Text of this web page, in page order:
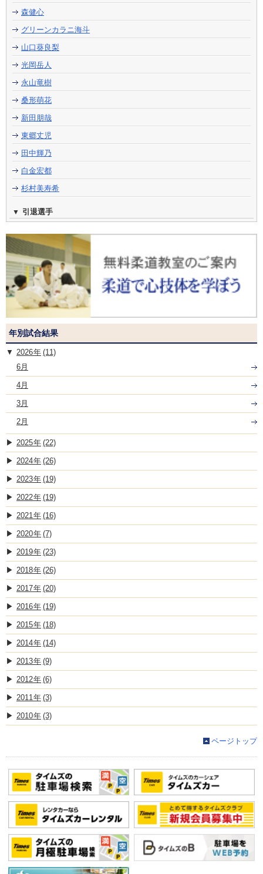
森健心
グリーンカラニ海斗
山口葵良梨
光岡岳人
永山竜樹
桑形萌花
新田朋哉
東郷丈児
田中輝乃
白金宏都
杉村美寿希
引退選手
年別試合結果
2026
(11)
6月
4月
3月
2月
2025 (22)
2024 (26)
2023 (19)
2022 (19)
2021 (16)
2020 (7)
2019 (23)
2018 (26)
2017 (20)
2016 (19)
2015 (18)
2014 (14)
2013 (9)
2012 (6)
2011 (3)
2010 (3)
ページトップ